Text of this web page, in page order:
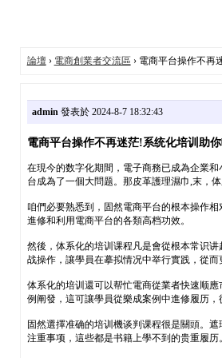
論壇› 電商創業者交流區 › 電商平台操作不再
admin發表於 2024-8-7 18:32:43
電商平台操作不再迷茫!系统化培训助
在現今的数字化期間，電子商務已成為企業
台成為了一個大問题。那皮革護理濕巾,末，
咱們必要熟悉到，固然電商平台的根本操作
進修和利用電商平台的各類高档功效。
然後，体系化的培训课程凡是會從根本常识
战操作，讓學員在摹拟情况中举行實践，從而
体系化的培训還可以帮忙電商從業者快速顺
例阐發，這可讓學員從樂成案例中進修履历
固然選擇准确的培训機谈判课程很是關頭。
注重事项，這些都是书籍上學不到的贵重履历。